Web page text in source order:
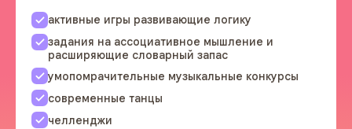
активные игры развивающие логику
задания на ассоциативное мышление и
расширяющие словарный запас
умопомрачительные музыкальные конкурсы
современные танцы
челленджи